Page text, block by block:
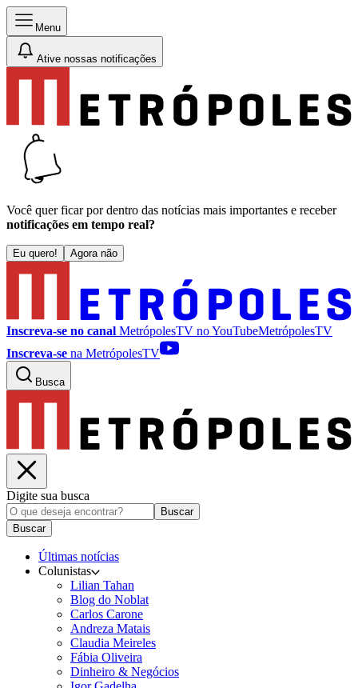
Menu
Ative nossas notificações
Você quer ficar por dentro das notícias mais importantes e receber
notificações em tempo real?
Eu quero! Agora não
Inscreva-se no canal MetrópolesTV noYouTubeMetrópolesTV
Inscreva-se na MetrópolesTV
Busca
Digite sua busca
Buscar
Buscar
Últimas notícias
Colunistas
Lilian Tahan
Blog do Noblat
Carlos Carone
Andreza Matais
Claudia Meireles
Fábia Oliveira
Dinheiro & Negócios